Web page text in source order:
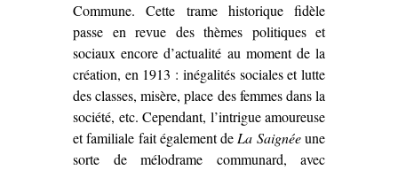
Commune. Cette trame historique fidèle
passe en revue des thèmes politiques et
sociaux encore d’actualité au moment de la
création, en 1913 : inégalités sociales et lutte
des classes, misère, place des femmes dans la
société, etc. Cependant, l’intrigue amoureuse
et familiale fait également deLa Saignéeune
sorte de mélodrame communard, avec